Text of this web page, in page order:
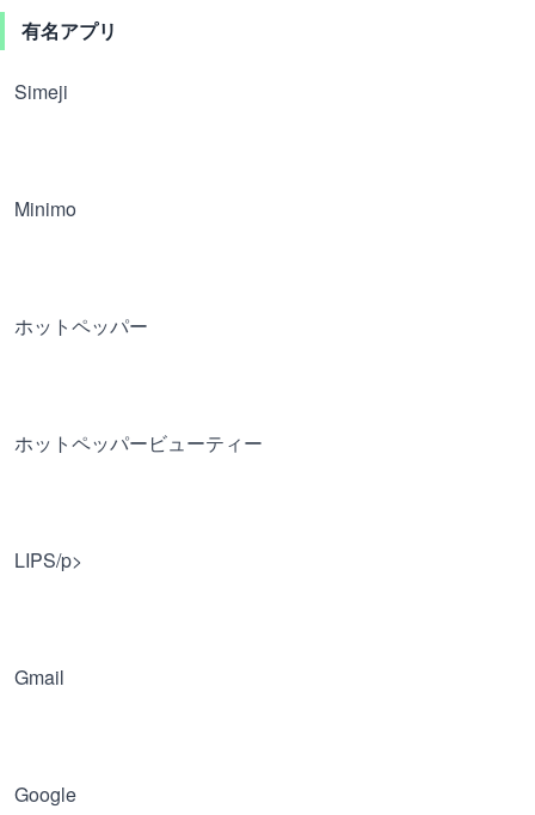
有名アプリ
Simeji
Minimo
ホットペッパー
ホットペッパービューティー
LIPS/p>
Gmail
Google